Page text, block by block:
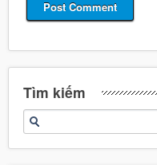
Tìm kiếm